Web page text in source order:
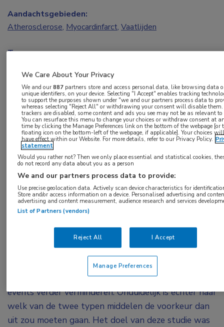
Geselecteerd door dr. Remko Kuipers
Bij patiënten die behandeld worden met
moderne statines is inflammatie die wordt
vastgesteld aan de hand van hoogsensitief C-
reactief proteïne een sterkere voorspeller voor
het risico op toekomstige cardiovasculaire events
dan cholesterol op basis van low density
lipoproteïne.1De resultaten werden gelijktijdig
aan het congres gepubliceerd in
Bij mensen die intensieve statinebehandeling krijgen,
is duidelijk geworden dat aanvullende low density
lipoproteïne (LDL)-verlaging en remming van de
inflammatie het risico op cardiovasculaire (CV)-
events verder verminderen. Onduidelijk is echter naar
welk van de twee typen middelen de voorkeur dan
uit zou moeten gaan. Het doel van deze studie was
Aandachtsgebieden:
Atherosclerose, Myocardinfarct, Vaatlijden
Tags:
We Care About Your Privacy
We and our887partners store and access personal data, like browsing data
unique identifiers, on your device. Selecting "I Accept" enables tracking
to support the purposes shown under "we and our partners process data to
whereas selecting "Reject All" or withdrawing your consent will disable
trackers are disabled, some content and ads you see may not be as relevant to
You can resurface this menu to change your choices or withdraw consent at
time by clicking the Manage Preferences link on the bottom of the webpage [or
floating icon on the bottom-left of the webpage, if applicable]. Your choices will
have effect within our Website. For more details, refer to our Privacy Policy.
statement
Would you rather not? Then we only place essential and statistical cookies,
do not record any data about you as a person
We and our partners process data to provide:
Use precise geolocation data. Actively scan device characteristics for
Store and/or access information on a device. Personalised advertising and
advertising and content measurement, audience research and services
List of Partners (vendors)
Reject All I Accept
Manage Preferences